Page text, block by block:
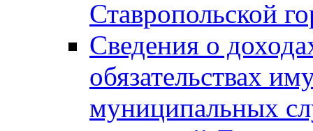
Ставропольской
Сведения о
обязательствах
муниципальных